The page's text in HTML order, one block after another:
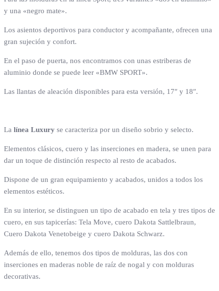
y una «negro mate».
Los asientos deportivos para conductor y acompañante, ofrecen una
gran sujeción y confort.
En el paso de puerta, nos encontramos con unas estriberas de
aluminio donde se puede leer «BMW SPORT».
Las llantas de aleación disponibles para esta versión, 17″ y 18″.
La línea Luxury se caracteriza por un diseño sobrio y selecto.
Elementos clásicos, cuero y las inserciones en madera, se unen para
dar un toque de distinción respecto al resto de acabados.
Dispone de un gran equipamiento y acabados, unidos a todos los
elementos estéticos.
En su interior, se distinguen un tipo de acabado en tela y tres tipos de
cuero, en sus tapicerías: Tela Move, cuero Dakota Sattlelbraun,
Cuero Dakota Venetobeige y cuero Dakota Schwarz.
Además de ello, tenemos dos tipos de molduras, las dos con
inserciones en maderas noble de raíz de nogal y con molduras
decorativas.